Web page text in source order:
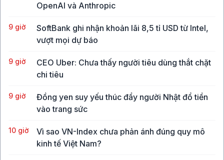
OpenAI và Anthropic
9 giờ
SoftBank ghi nhận khoản lãi 8,5 tỉ USD từ Intel,
vượt mọi dự báo
9 giờ
CEO Uber: Chưa thấy người tiêu dùng thắt chặt
chi tiêu
9 giờ
Đồng yen suy yếu thúc đẩy người Nhật đổ tiền
vào trang sức
10 giờ
Vì sao VN-Index chưa phản ánh đúng quy mô
kinh tế Việt Nam?